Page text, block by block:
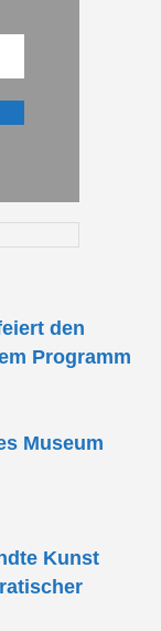
den
Programm
Museum
Kunst